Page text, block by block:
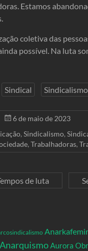
Estamos
coletiva das
possível. Na luta
Sindical Sindicalismo
6 de maio de 2023
, Sindicalismo,
, Trabalhadoras,
de luta
AnarquismoAurora